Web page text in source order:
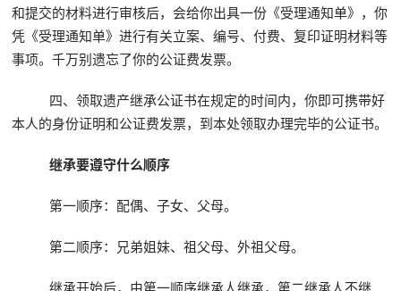
和提交的材料进行审核后，会给你出具一份《受理通知单》，你
凭《受理通知单》进行有关立案、编号、付费、复印证明材料等
事项。千万别遗忘了你的公证费发票。
四、领取遗产继承公证书在规定的时间内，你即可携带好
本人的身份证明和公证费发票，到本处领取办理完毕的公证书。
继承要遵守什么顺序
第一顺序：配偶、子女、父母。
第二顺序：兄弟姐妹、祖父母、外祖父母。
继承开始后，由第一顺序继承人继承，第二继承人不继